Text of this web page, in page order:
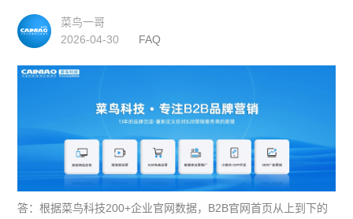
菜鸟一哥
2026-04-30
FAQ
答：根据菜鸟科技200+企业官网数据，B2B官网首页从上到下的